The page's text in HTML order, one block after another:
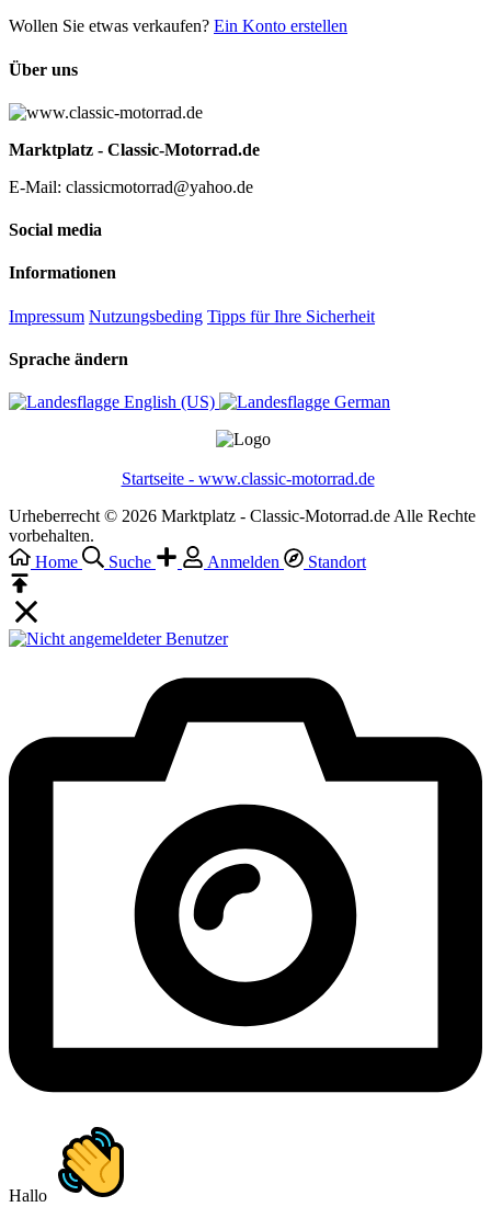
Wollen Sie etwas verkaufen? Ein Konto erstellen
Über uns
Marktplatz - Classic-Motorrad.de
E-Mail: classicmotorrad@yahoo.de
Social media
Informationen
Impressum Nutzungsbeding Tipps für Ihre Sicherheit
Sprache ändern
English (US)‎ German‎
Startseite - www.classic-motorrad.de
Urheberrecht © 2026 Marktplatz - Classic-Motorrad.de Alle Rechte
vorbehalten.
Home
Suche Anmelden Standort
Hallo